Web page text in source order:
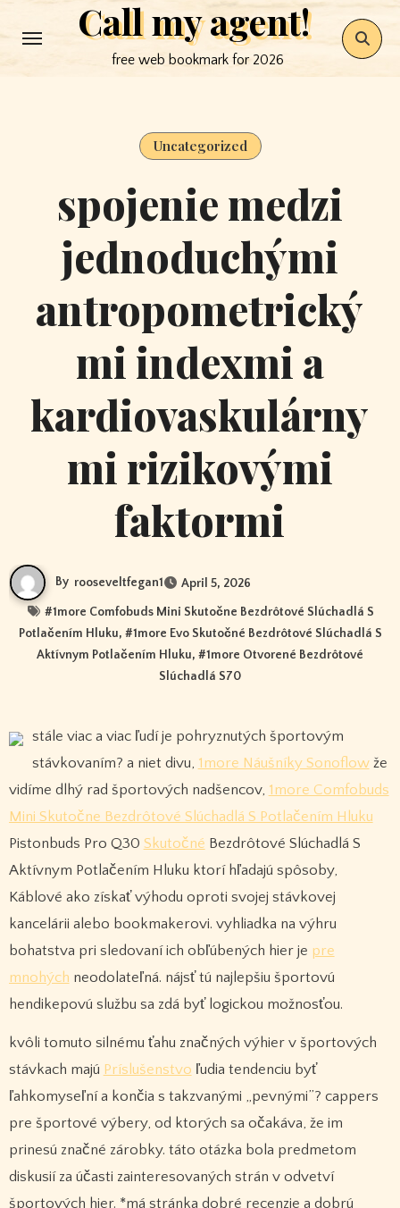
to
Call my agent!
free web bookmark for 2026
Uncategorized
spojenie medzi
jednoduchými
antropometrický
mi indexmi a
kardiovaskulárny
mi rizikovými
faktormi
By rooseveltfegan1 April 5, 2026
#1more Comfobuds Mini Skutočne Bezdrôtové Slúchadlá S
Potlačením Hluku, #1more Evo Skutočné Bezdrôtové Slúchadlá S
Aktívnym Potlačením Hluku, #1more Otvorené Bezdrôtové
Slúchadlá S70
stále viac a viac ľudí je pohryznutých športovým
stávkovaním? a niet divu, 1more Náušníky Sonoflowže
vidíme dlhý rad športových nadšencov, 1more Comfobuds
Mini Skutočne Bezdrôtové Slúchadlá S Potlačením Hluku
Pistonbuds Pro Q30 Skutočné Bezdrôtové Slúchadlá S
Aktívnym Potlačením Hluku ktorí hľadajú spôsoby,
Káblové ako získať výhodu oproti svojej stávkovej
kancelárii alebo bookmakerovi. vyhliadka na výhru
bohatstva pri sledovaní ich obľúbených hier je pre
mnohých neodolateľná. nájsť tú najlepšiu športovú
hendikepovú službu sa zdá byť logickou možnosťou.
kvôli tomuto silnému ťahu značných výhier v športových
stávkach majú Príslušenstvo ľudia tendenciu byť
ľahkomyseľní a končia s takzvanými „pevnými”? cappers
pre športové výbery, od ktorých sa očakáva, že im
prinesú značné zárobky. táto otázka bola predmetom
diskusií za účasti zainteresovaných strán v odvetví
športových hier. *má stránka dobré recenzie a dobrú